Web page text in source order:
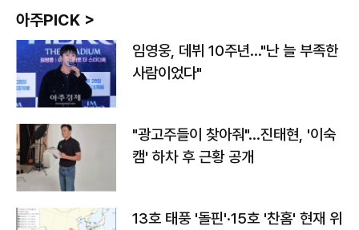
아주PICK >
임영웅, 데뷔 10주년…"난 늘 부족한
사람이었다"
"광고주들이 찾아줘"…진태현, '이숙
캠' 하차 후 근황 공개
13호 태풍 '돌핀'·15호 '찬홈' 현재 위